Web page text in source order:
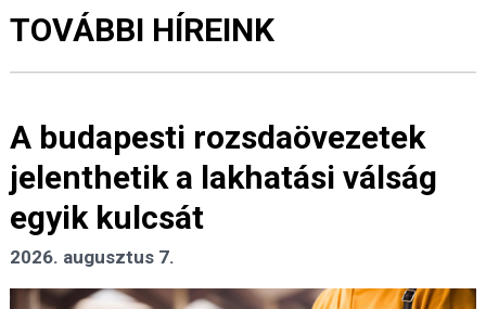
TOVÁBBI HÍREINK
A budapesti rozsdaövezetek
jelenthetik a lakhatási válság
egyik kulcsát
2026. augusztus 7.